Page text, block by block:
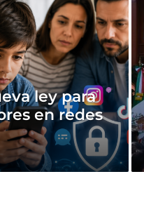
ley para
en redes